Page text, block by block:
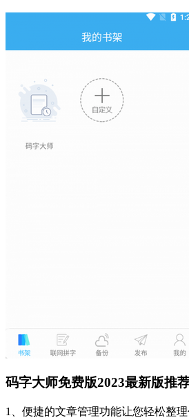
码字大师免费版2023最新版推
1、便捷的文章管理功能让您轻松整